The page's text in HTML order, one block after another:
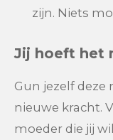
zijn. Niets
Jij hoeft het
Gun jezelf deze
nieuwe kracht.
moeder die jij